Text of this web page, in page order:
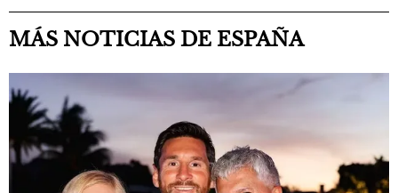
MÁS NOTICIAS DE ESPAÑA